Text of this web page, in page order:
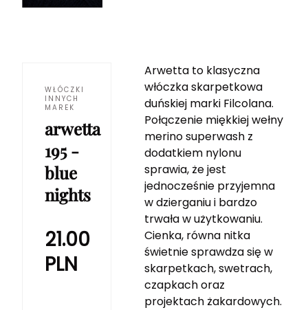
WŁÓCZKI
INNYCH
MAREK
arwetta
195 -
blue
nights
21.00
PLN
Arwetta to klasyczna
włóczka skarpetkowa
duńskiej marki Filcolana.
Połączenie miękkiej wełny
merino superwash z
dodatkiem nylonu
sprawia, że jest
jednocześnie przyjemna
w dzierganiu i bardzo
trwała w użytkowaniu.
Cienka, równa nitka
świetnie sprawdza się w
skarpetkach, swetrach,
czapkach oraz
projektach żakardowych.